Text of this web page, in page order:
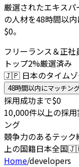
厳選されたエキス
の人材を48時間以
$0。
フリーランス＆正社
トップ2%厳選済み
🇯🇵 日本のタイムゾ
48時間以内にマッチン
採用成功まで$0
10,000件以上の採
ング
競争力のあるテック
上の国籍日本全国
Home/developers